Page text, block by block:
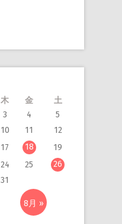
木 金 土
8月 »
3 4
5
10 11
12
17 18
19
24 25
26
31